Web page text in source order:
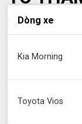
Dòng xe
Kia Morning
Toyota Vios